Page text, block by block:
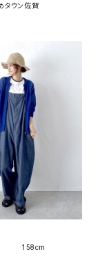
ウン佐賀
158cm